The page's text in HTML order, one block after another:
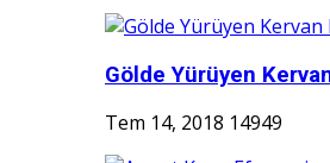
Gölde Yürüyen
Tem 14, 2018 14949